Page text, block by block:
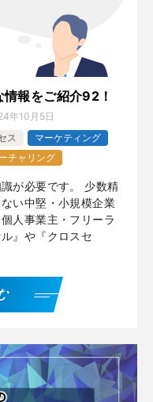
報をご紹介92！
年10月5日
ス
マーケティング
チャリング
が必要です。 少数精
い中堅・小規模企業
人事業主・フリーラ
』や『クロスセ